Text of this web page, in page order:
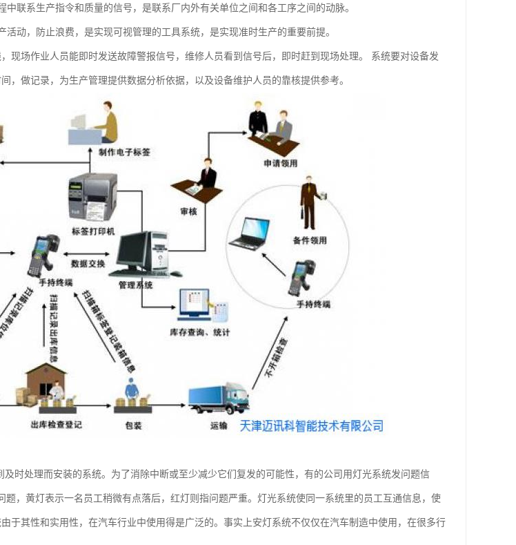
联系生产指令和质量的信号，是联系厂内外有关单位之间和各工序之间的动脉。
动，防止浪费，是实现可视管理的工具系统，是实现准时生产的重要前提。
现场作业人员能即时发送故障警报信号，维修人员看到信号后，即时赶到现场处理。 系统要对设备发
，做记录，为生产管理提供数据分析依据，以及设备维护人员的靠核提供参考。
时处理而安装的系统。为了消除中断或至少减少它们复发的可能性，有的公司用灯光系统发问题信
题，黄灯表示一名员工稍微有点落后，红灯则指问题严重。灯光系统使同一系统里的员工互通信息，使
于其性和实用性，在汽车行业中使用得是广泛的。事实上安灯系统不仅仅在汽车制造中使用，在很多行